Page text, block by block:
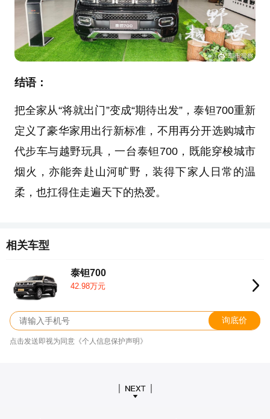
结语：
把全家从“将就出门”变成“期待出发”，泰钽700重新
定义了豪华家用出行新标准，不用再分开选购城市
代步车与越野玩具，一台泰钽700，既能穿梭城市
烟火，亦能奔赴山河旷野，装得下家人日常的温
柔，也扛得住走遍天下的热爱。
相关车型
泰钽700
42.98万元
询底价
点击发送即视为同意《个人信息保护声明》